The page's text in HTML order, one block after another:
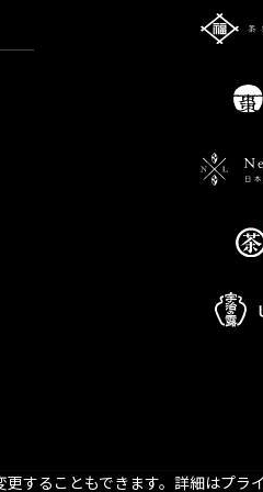
することもできます。詳細はプラ